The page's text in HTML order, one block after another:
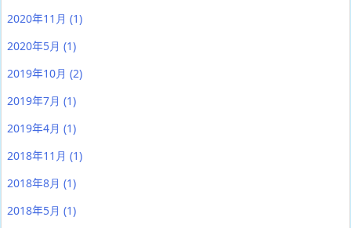
2020年11月 (1)
2020年5月 (1)
2019年10月 (2)
2019年7月 (1)
2019年4月 (1)
2018年11月 (1)
2018年8月 (1)
2018年5月 (1)